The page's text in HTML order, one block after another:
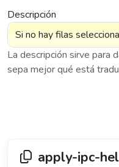
Descripción
La descripción sirve para
sepa mejor qué está
apply-ipc-